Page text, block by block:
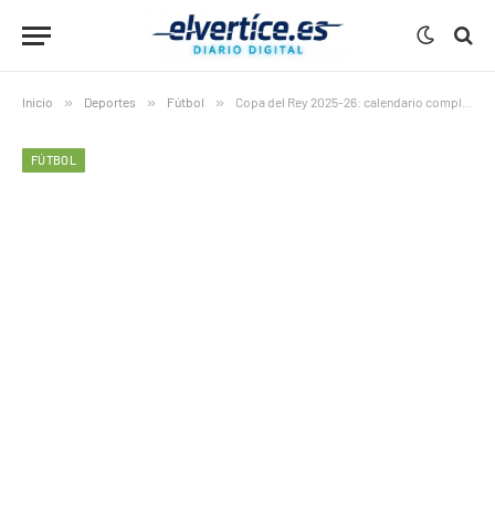
Inicio » Deportes » Fútbol » Copa del Rey 2025-26: calendario completo, formato y fechas clave
FÚTBOL